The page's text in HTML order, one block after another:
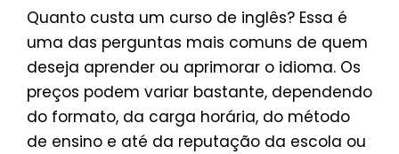
Quanto custa um curso de inglês? Essa é
uma das perguntas mais comuns de quem
deseja aprender ou aprimorar o idioma. Os
preços podem variar bastante, dependendo
do formato, da carga horária, do método
de ensino e até da reputação da escola ou